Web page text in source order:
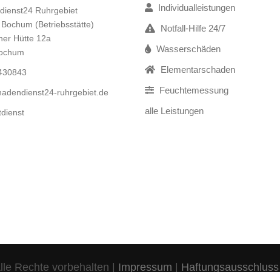
Ruhrgebiet
(Betriebsstätte)
Hütte 12a
ruhrgebiet.de
Individualleistungen
Notfall-Hilfe 24/7
Wasserschäden
Elementarschaden
Feuchtemessung
alle Leistungen
Rechte vorbehalten | Impressum Haftungsausschluss